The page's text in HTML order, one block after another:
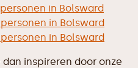
in Bolsward
in Bolsward
in Bolsward
inspireren door onze